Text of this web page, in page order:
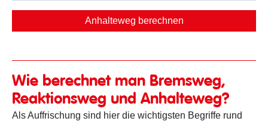
Anhalteweg berechnen
Wie berechnet man Bremsweg,
Reaktionsweg und Anhalteweg?
Als Auffrischung sind hier die wichtigsten Begriffe rund